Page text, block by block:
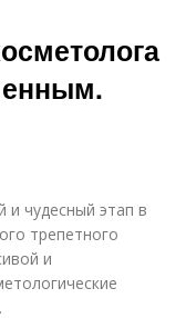
чудесный этап в
трепетного
и